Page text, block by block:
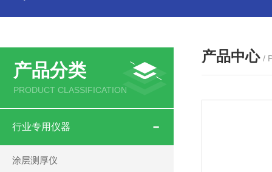
产品分类
PRODUCT CLASSIFICATION
行业专用仪器
涂层测厚仪
产品中心 /